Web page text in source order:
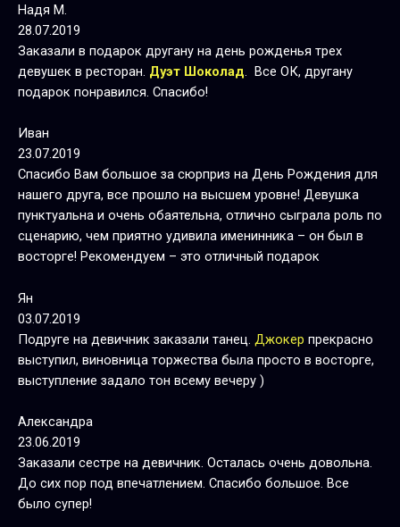
Надя М.
28.07.2019
Заказали в подарок другану на день рожденья трех
девушек в ресторан. Дуэт Шоколад. Все ОК, другану
подарок понравился. Спасибо!
Иван
23.07.2019
Спасибо Вам большое за сюрприз на День Рождения для
нашего друга, все прошло на высшем уровне! Девушка
пунктуальна и очень обаятельна, отлично сыграла роль по
сценарию, чем приятно удивила именинника – он был в
восторге! Рекомендуем – это отличный подарок
Ян
03.07.2019
Подруге на девичник заказали танец. Джокер прекрасно
выступил, виновница торжества была просто в восторге,
выступление задало тон всему вечеру )
Александра
23.06.2019
Заказали сестре на девичник. Осталась очень довольна.
До сих пор под впечатлением. Спасибо большое. Все
было супер!